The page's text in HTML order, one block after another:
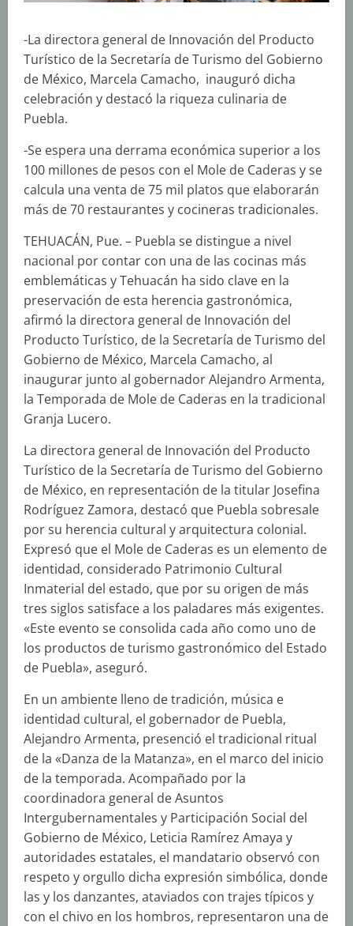
-La directora general de Innovación del Producto
Turístico de la Secretaría de Turismo del Gobierno
de México, Marcela Camacho, inauguró dicha
celebración y destacó la riqueza culinaria de
Puebla.
-Se espera una derrama económica superior a los
100 millones de pesos con el Mole de Caderas y se
calcula una venta de 75 mil platos que elaborarán
más de 70 restaurantes y cocineras tradicionales.
TEHUACÁN, Pue. – Puebla se distingue a nivel
nacional por contar con una de las cocinas más
emblemáticas y Tehuacán ha sido clave en la
preservación de esta herencia gastronómica,
afirmó la directora general de Innovación del
Producto Turístico, de la Secretaría de Turismo del
Gobierno de México, Marcela Camacho, al
inaugurar junto al gobernador Alejandro Armenta,
la Temporada de Mole de Caderas en la tradicional
Granja Lucero.
La directora general de Innovación del Producto
Turístico de la Secretaría de Turismo del Gobierno
de México, en representación de la titular Josefina
Rodríguez Zamora, destacó que Puebla sobresale
por su herencia cultural y arquitectura colonial.
Expresó que el Mole de Caderas es un elemento de
identidad, considerado Patrimonio Cultural
Inmaterial del estado, que por su origen de más
tres siglos satisface a los paladares más exigentes.
«Este evento se consolida cada año como uno de
los productos de turismo gastronómico del Estado
de Puebla», aseguró.
En un ambiente lleno de tradición, música e
identidad cultural, el gobernador de Puebla,
Alejandro Armenta, presenció el tradicional ritual
de la «Danza de la Matanza», en el marco del inicio
de la temporada. Acompañado por la
coordinadora general de Asuntos
Intergubernamentales y Participación Social del
Gobierno de México, Leticia Ramírez Amaya y
autoridades estatales, el mandatario observó con
respeto y orgullo dicha expresión simbólica, donde
las y los danzantes, ataviados con trajes típicos y
con el chivo en los hombros, representaron una de